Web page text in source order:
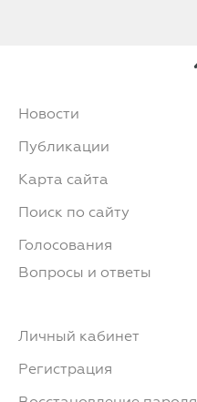
Новости
Публикации
Карта сайта
Поиск по сайту
Голосования
Вопросы и ответы
Личный кабинет
Регистрация